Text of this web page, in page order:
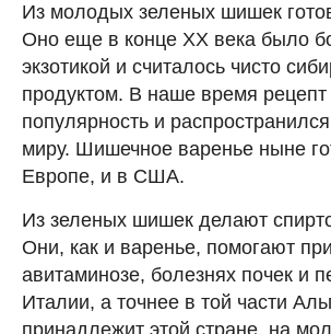
Из молодых зеленых шишек
Оно еще в конце ХХ века было
экзотикой и считалось чисто
продуктом. В наше время рецепт
популярность и
миру. Шишечное варенье ныне
Европе, и в США.
Из зеленых шишек делают
Они, как и варенье, помогают
авитаминозе, болезнях почек и
Италии, а точнее в той части
принадлежит этой стране, на